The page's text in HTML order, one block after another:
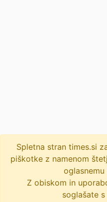
Spletna stran times.si
piškotke z namenom
oglasnemu
Z obiskom in
soglašate